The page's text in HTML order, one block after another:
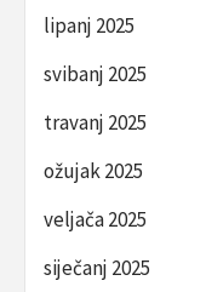
lipanj 2025
svibanj 2025
travanj 2025
ožujak 2025
veljača 2025
siječanj 2025